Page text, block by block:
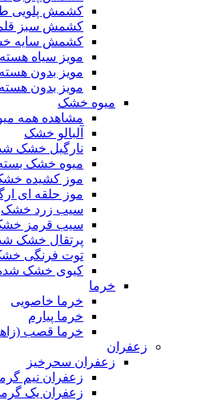
کشمش پلویی
کشمش سبز
کشمش سایه
مویز سیاه هسته
مویز بدون
مویز بدون
میوه خشک
مشاهده همه
آلبالو خشک
نارگیل خشک
میوه خشک
موز کشیده
موز حلقه ای
سیب زرد خشک
سیب قرمز
پرتقال خشک
توت فرنگی
کیوی خشک
خرما
خرما خاصویی
خرما پیارم
خرما قصب
زعفران
زعفران سحرخیز
زعفران نیم
زعفران یک